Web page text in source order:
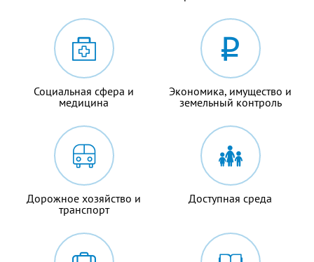
Социальная сфера и
медицина
Экономика, имущество и
земельный контроль
Дорожное хозяйство и
транспорт
Доступная среда